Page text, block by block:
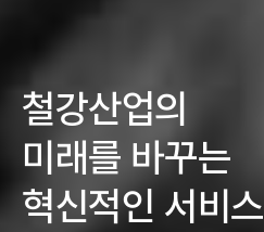
철강산업의
미래를 바꾸는
혁신적인 서비스